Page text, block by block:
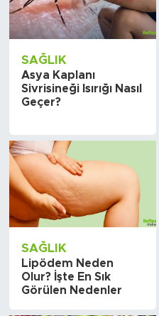
SAĞLIK
Asya Kaplanı
Sivrisineği Isırığı Nasıl
Geçer?
SAĞLIK
Lipödem Neden
Olur? İşte En Sık
Görülen Nedenler